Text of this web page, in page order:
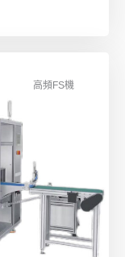
高頻FS機